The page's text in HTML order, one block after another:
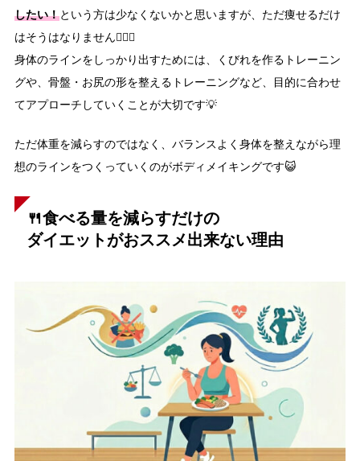
したい！という方は少なくないかと思いますが、ただ痩せるだけ
はそうはなりません🙅🏻‍♀️
身体のラインをしっかり出すためには、くびれを作るトレーニン
グや、骨盤・お尻の形を整えるトレーニングなど、目的に合わせ
てアプローチしていくことが大切です💡
ただ体重を減らすのではなく、バランスよく身体を整えながら理
想のラインをつくっていくのがボディメイキングです😺
🍴食べる量を減らすだけの
ダイエットがおススメ出来ない理由